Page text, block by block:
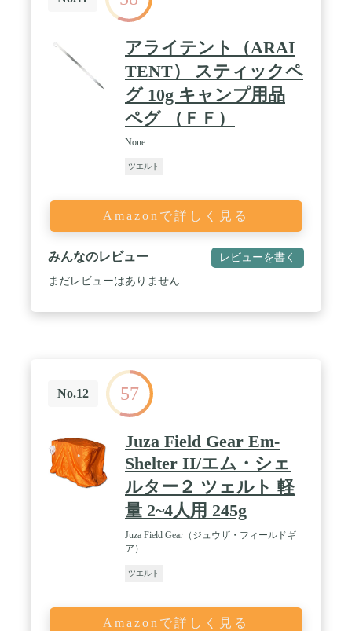
アライテント（ARAI
TENT） スティックペ
グ 10g キャンプ用品
ペグ （ＦＦ）
None
ツエルト
Amazonで詳しく見る
みんなのレビュー レビューを書く
まだレビューはありません
No.12 57
Juza Field Gear Em-
Shelter II/エム・シェ
ルター２ ツェルト 軽
量 2~4人用 245g
Juza Field Gear（ジュウザ・フィールドギ
ア）
ツエルト
Amazonで詳しく見る